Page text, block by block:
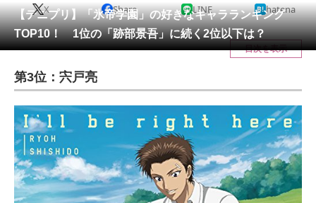
会員記事
メディア
注目記事を集めた総合ページ
スマホと通信の最新トレンド
進化するPCとデバイスの未来
好きが集まる 比べて選べる
【テニプリ】「氷帝学園」の好きなキャラランキング
TOP10！ 1位の「跡部景吾」に続く2位以下は？
X Share LINE hatena
目次を表示
第3位：宍戸亮